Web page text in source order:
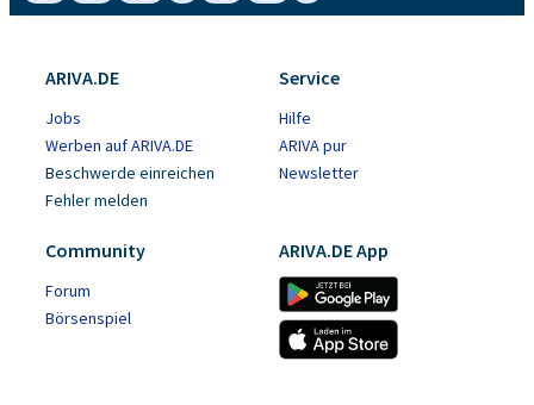
ARIVA.DE
Jobs
Werben auf ARIVA.DE
Beschwerde einreichen
Fehler melden
Service
Hilfe
ARIVA pur
Newsletter
Community
Forum
Börsenspiel
ARIVA.DE App